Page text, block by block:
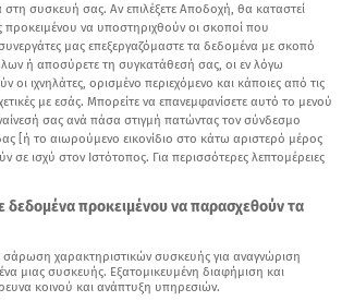
συσκευή σας. Αν επιλέξετε Αποδοχή, θα καταστεί
να υποστηριχθούν οι σκοποί που
μας επεξεργαζόμαστε τα δεδομένα με σκοπό
ή αποσύρετε τη συγκατάθεσή σας, οι εν λόγω
ιχνηλάτες, ορισμένο περιεχόμενο και κάποιες από τις
με εσάς. Μπορείτε να επανεμφανίσετε αυτό το μενού
σας ανά πάσα στιγμή πατώντας τον σύνδεσμο
[ή το αιωρούμενο εικονίδιο στο κάτω αριστερό μέρος
σε ισχύ στον Ιστότοπος. Για περισσότερες λεπτομέρειες
δεδομένα προκειμένου να παρασχεθούν τα
χαρακτηριστικών συσκευής για αναγνώριση
μιας συσκευής. Εξατομικευμένη διαφήμιση και
κοινού και ανάπτυξη υπηρεσιών.